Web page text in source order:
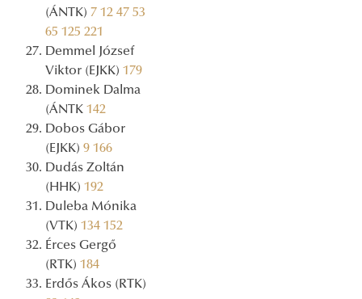
(ÁNTK) 7 12 47 53
65 125 221
Demmel József
Viktor (EJKK) 179
Dominek Dalma
(ÁNTK 142
Dobos Gábor
(EJKK) 9 166
Dudás Zoltán
(HHK) 192
Duleba Mónika
(VTK) 134 152
Érces Gergő
(RTK) 184
Erdős Ákos (RTK)